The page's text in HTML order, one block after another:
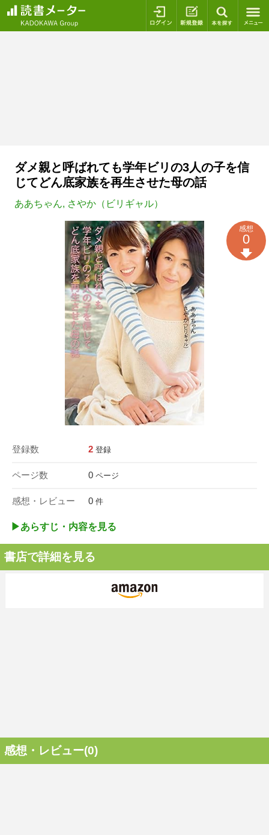
ログイン 新規登録
ダメ親と呼ばれても学年ビリの3人の子を信
じてどん底家族を再生させた母の話
ああちゃん, さやか（ビリギャル）
登録数 2 登録
ページ数 0 ページ
感想・レビュー 0 件
感想
0
▶︎あらすじ・内容を見る
書店で詳細を見る
感想・レビュー(0)